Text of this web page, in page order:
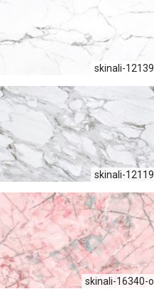
skinali-12139
skinali-12119
skinali-16340-о